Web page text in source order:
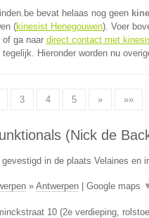
bevat helaas nog geen
(kinesist Henegouwen). Voer
of ga naar direct contact met
tegelijk. Hieronder worden nu
3 4 5 » »»
(Nick de
gevestigd in de plaats Velaines en
» Antwerpen| Google maps
10 (2e verdieping,